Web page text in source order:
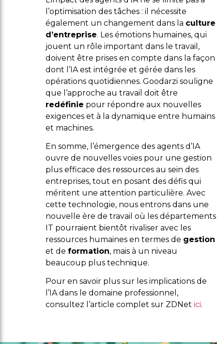
l’optimisation des tâches : il nécessite
également un changement dans la culture
d’entreprise. Les émotions humaines, qui
jouent un rôle important dans le travail,
doivent être prises en compte dans la façon
dont l’IA est intégrée et gérée dans les
opérations quotidiennes. Goodarzi souligne
que l’approche au travail doit être
redéfinie pour répondre aux nouvelles
exigences et à la dynamique entre humains
et machines.
En somme, l’émergence des agents d’IA
ouvre de nouvelles voies pour une gestion
plus efficace des ressources au sein des
entreprises, tout en posant des défis qui
méritent une attention particulière. Avec
cette technologie, nous entrons dans une
nouvelle ère de travail où les départements
IT pourraient bientôt rivaliser avec les
ressources humaines en termes de gestion
et de formation, mais à un niveau
beaucoup plus technique.
Pour en savoir plus sur les implications de
l’IA dans le domaine professionnel,
consultez l’article complet sur ZDNet ici.